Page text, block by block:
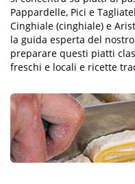
Pappardelle, Pici e
Cinghiale (cinghiale) e
la guida esperta del
preparare questi piatti
freschi e locali e ricette